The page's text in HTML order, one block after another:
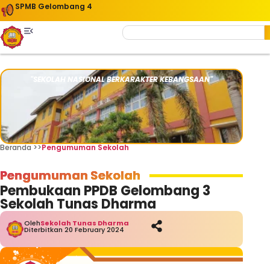
SPMB Gelombang 4
"SEKOLAH NASIONAL BERKARAKTER KEBANGSAAN"
Beranda >>Pengumuman Sekolah
Pengumuman Sekolah
Pembukaan PPDB Gelombang 3
Sekolah Tunas Dharma
OlehSekolah Tunas Dharma
Diterbitkan 20 February 2024